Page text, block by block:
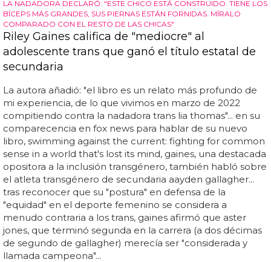
NOTICIÓN, PEQUEÑOS MONSTRUOS
Lady Gaga anunciará el título de su nuevo disco
en septiembre
¡atención, monstruítos! ¡paren las rotativas! lady gaga ha
hablado: hordas de little monsters celebran hoy el nuevo
advenimiento de su diva, que ha anunciado esta misma
mañana vía twitter que su sello ya ha escuchado su
próximo trabajo, y anunciará el título del disco en
septiembre... ay, no recuerdo qué hacíamos en la era a...
(antes de gaga), pero seguro que nuestra simple
existencia era mucho más aburrida... exciting news little
monsters! i've played my new record for my label and will
be announcing my new album title in september! x —
lady gaga (@ladygaga) junio 8, 2012 palabra de gaga, te
adoramos, señora... a ver quién duerme ahora todo el
verano con la emoción... tal vez la semana que viene nos
anuncie que hará un anuncio el mes siguiente,
contándonos que la portada...